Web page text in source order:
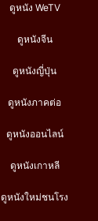
ดูหนัง WeTV
ดูหนังจีน
ดูหนังญี่ปุ่น
ดูหนังภาคต่อ
ดูหนังออนไลน์
ดูหนังเกาหลี
ดูหนังใหม่ชนโรง